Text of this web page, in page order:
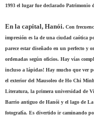
1993 el lugar fue declarado Patrimonio
En la capital, Hanói. Con
impresión es la de una ciudad caótica
parece estar diseñado en un perfecto y
ordenadas según oficios. Hay vías
incluso a lápidas! Hay mucho que ver
el exterior del Mausoleo de Ho Chi
Literatura, la primera universidad de
Barrio antiguo de Hanói y el lago de
fotografía. Es divertido ir caminando